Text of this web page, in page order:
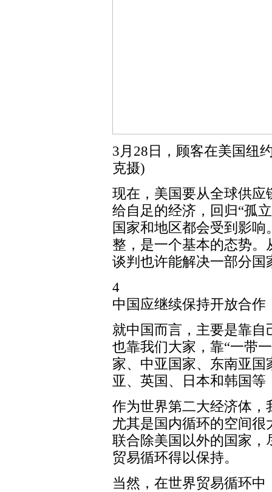
3月28日，顾客在美国纽
克摄)
现在，美国要从全球供
给自足的经济，回归“孤
国家和地区都会受到影
整，是一个基本的态势
谈判也许能解决一部分
4
中国应继续保持开放合作
就中国而言，主要是靠
也靠我们大家，靠“一带
家、中亚国家、东南亚
亚、英国、日本和韩国
作为世界第二大经济体
尤其是国内循环的空间
联合除美国以外的国家
贸易循环得以保持。
当然，在世界贸易循环